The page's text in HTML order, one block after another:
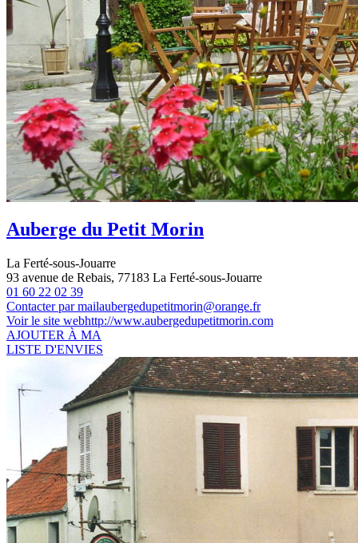
Auberge du Petit Morin
La Ferté-sous-Jouarre
93 avenue de Rebais, 77183 La Ferté-sous-Jouarre
01 60 22 02 39
Contacter par mailaubergedupetitmorin@orange.fr
Voir le site webhttp://www.aubergedupetitmorin.com
AJOUTER À MA
LISTE D'ENVIES